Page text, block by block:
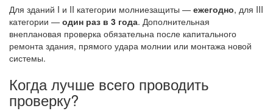
Для зданий I и II категории молниезащиты — ежегодно, для III
категории — один раз в 3 года. Дополнительная
внеплановая проверка обязательна после капитального
ремонта здания, прямого удара молнии или монтажа новой
системы.
Когда лучше всего проводить
проверку?